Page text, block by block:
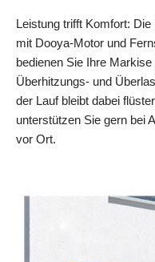
Leistung trifft Komfort:
mit Dooya-Motor und
bedienen Sie Ihre
Überhitzungs- und
der Lauf bleibt dabei
unterstützen Sie gern bei
vor Ort.